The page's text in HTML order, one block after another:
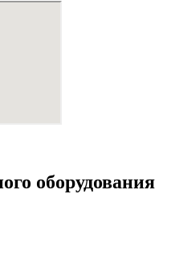
оборудования